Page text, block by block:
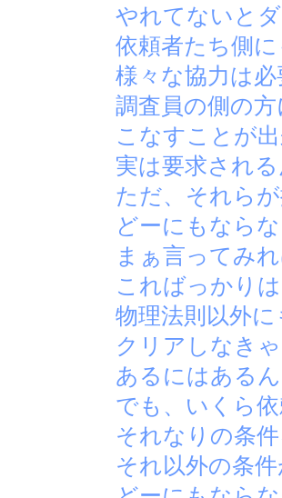
やれてないと
依頼者たち側
様々な協力は必
調査員の側の
こなすことが
実は要求される
ただ、それら
どーにもなら
まぁ言ってみ
こればっかり
物理法則以外
クリアしなき
あるにはあるん
でも、いくら
それなりの条
それ以外の条